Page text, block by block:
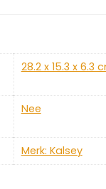
‎28.2 x 15.3 x 6.3
‎Nee
Merk: Kalsey